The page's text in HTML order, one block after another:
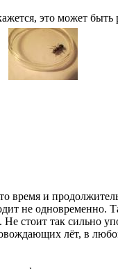
это может быть
время и
не одновременно.
Не стоит так сильно
лёт, в